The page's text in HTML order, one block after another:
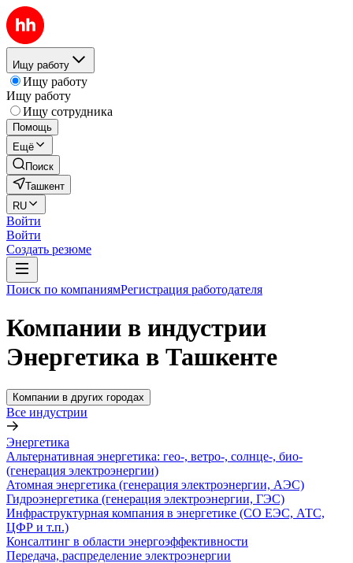
Ищу работу
Ищу работу
Ищу работу
Ищу сотрудника
Помощь
Ещё
Поиск
Ташкент
RU
Войти
Войти
Создать резюме
Поиск по компаниямРегистрация работодателя
Компании в индустрии
Энергетика в Ташкенте
Компании в других городах
Все индустрии
Энергетика
Альтернативная энергетика: гео-, ветро-, солнце-, био-
(генерация электроэнергии)
Атомная энергетика (генерация электроэнергии, АЭС)
Гидроэнергетика (генерация электроэнергии, ГЭС)
Инфраструктурная компания в энергетике (СО ЕЭС, АТС,
ЦФР и т.п.)
Консалтинг в области энергоэффективности
Передача, распределение электроэнергии